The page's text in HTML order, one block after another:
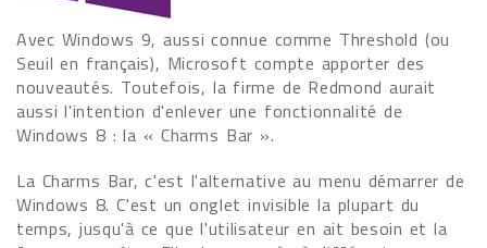
Avec Windows 9, aussi connue comme Threshold (ou
Seuil en français), Microsoft compte apporter des
nouveautés. Toutefois, la firme de Redmond aurait
aussi l'intention d'enlever une fonctionnalité de
Windows 8 : la « Charms Bar ».
La Charms Bar, c'est l'alternative au menu démarrer de
Windows 8. C'est un onglet invisible la plupart du
temps, jusqu'à ce que l'utilisateur en ait besoin et la